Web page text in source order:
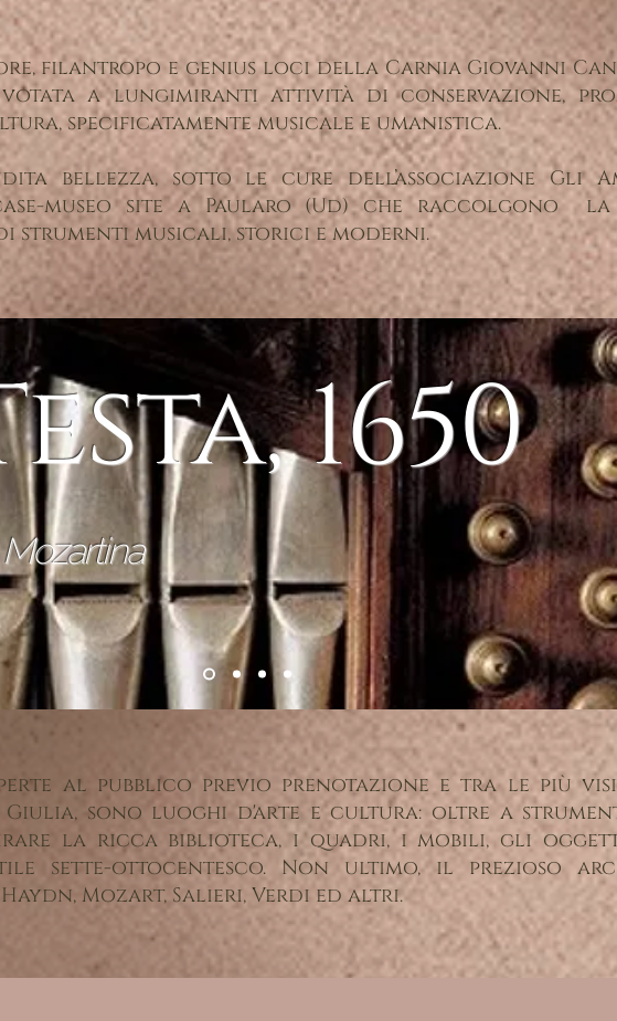
filantropo e genius loci della Carnia Giovanni
votata a lungimiranti attività di conservazione,
specificatamente musicale e umanistica.
bellezza, sotto le cure dell’associazione Gli
museo site a Paularo (Ud) che raccolgono la
strumenti musicali, storici e moderni.
1650
al pubblico previo prenotazione e tra le più
Giulia, sono luoghi d'arte e cultura: oltre a
la ricca biblioteca, i quadri, i mobili, gli
sette-ottocentesco. Non ultimo, il prezioso
Mozart, Salieri, Verdi ed altri.